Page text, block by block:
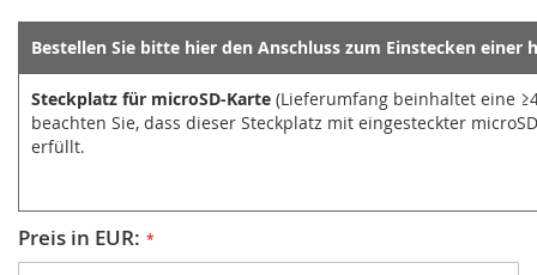
Bestellen Sie bitte hier den Anschluss zum Einstecken einer
Steckplatz für microSD-Karte (Lieferumfang beinhaltet eine
beachten Sie, dass dieser Steckplatz mit eingesteckter
erfüllt.
Preis in EUR: